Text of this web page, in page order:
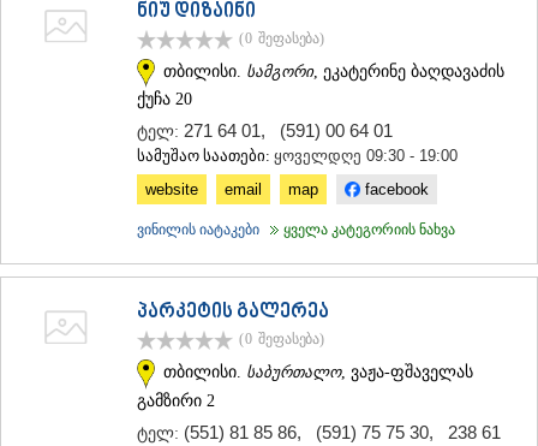
ᲒᲣᲠᲯᲐᲐᲜᲘ
ᲓᲔᲓᲝᲤᲚᲘᲡᲬᲧᲐᲠᲝ
ᲗᲘᲐᲜᲔᲗᲘ
ᲡᲢᲔᲤᲐᲜᲬᲛᲘᲜᲓᲐ (ᲧᲐᲖᲑᲔᲒᲘ)
ᲒᲣᲓᲐᲣᲠᲘ
ᲠᲐᲭᲐ-ᲚᲔᲩᲮᲣᲛᲘ/ᲥᲕᲔᲛᲝ ᲡᲕᲐᲜᲔᲗᲘ
ᲐᲛᲑᲠᲝᲚᲐᲣᲠᲘ
ნიუ დიზაინი
(0 შეფასება)
თბილისი. სამგორი, ეკატერინე ბაღდავაძის
ქუჩა 20
ტელ: 271 64 01, (591) 00 64 01
სამუშაო საათები: ყოველდღე 09:30 - 19:00
website
email map facebook
ვინილის იატაკები ყველა კატეგორიის ნახვა
პარკეტის გალერეა
(0 შეფასება)
თბილისი. საბურთალო, ვაჟა-ფშაველას
გამზირი 2
ტელ: (551) 81 85 86, (591) 75 75 30, 238 61